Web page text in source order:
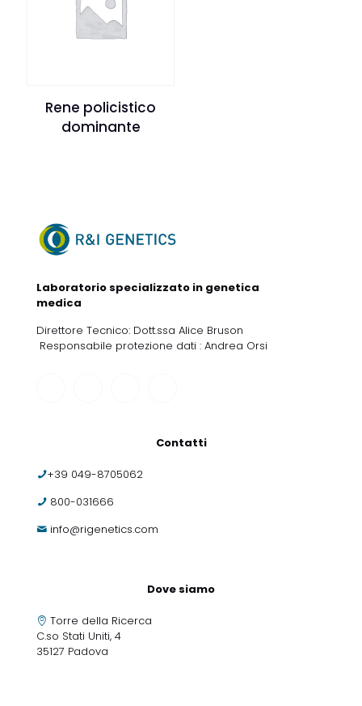
Rene policistico
dominante
Laboratorio specializzato in genetica
medica
Direttore Tecnico: Dott.ssa Alice Bruson
Responsabile protezione dati : Andrea Orsi
Contatti
+39 049-8705062
800-031666
info@rigenetics.com
Dove siamo
Torre della Ricerca
C.so Stati Uniti, 4
35127 Padova